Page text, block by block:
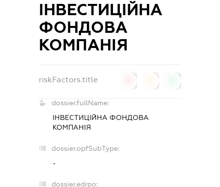
ІНВЕСТИЦІЙНА
ФОНДОВА
КОМПАНІЯ
riskFactors.title
dossier.fullName:
ІНВЕСТИЦІЙНА ФОНДОВА
КОМПАНІЯ
dossier.opfSubType:
-
dossier.edrpo: